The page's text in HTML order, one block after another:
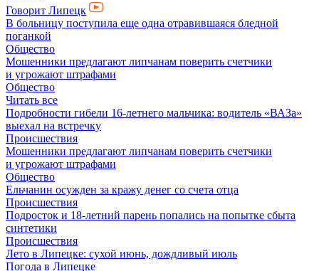
Говорит Липецк
В больницу поступила еще одна отравившаяся бледной
поганкой
Общество
Мошенники предлагают липчанам поверить счетчики
и угрожают штрафами
Общество
Читать все
Подробности гибели 16-летнего мальчика: водитель «ВАЗа»
выехал на встречку
Происшествия
Мошенники предлагают липчанам поверить счетчики
и угрожают штрафами
Общество
Ельчанин осужден за кражу денег со счета отца
Происшествия
Подросток и 18-летний парень попались на попытке сбыта
синтетики
Происшествия
Лето в Липецке: сухой июнь, дождливый июль
Погода в Липецке